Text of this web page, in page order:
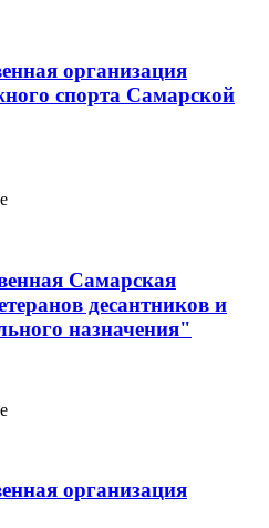
организация
спорта Самарской
Самарская
десантников и
назначения"
организация